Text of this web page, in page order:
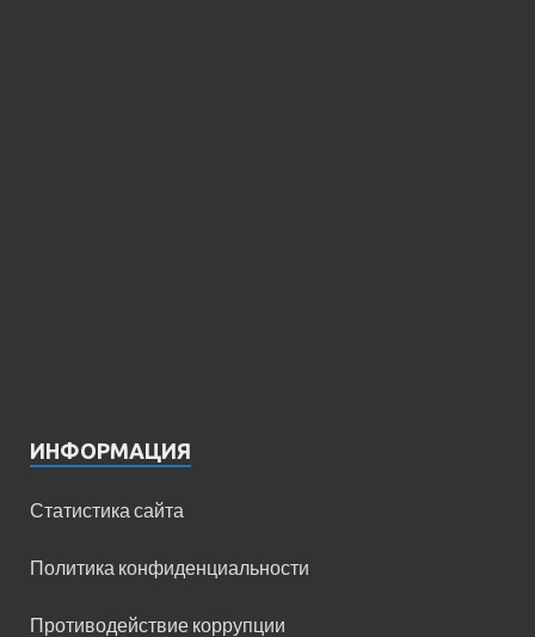
ИНФОРМАЦИЯ
Статистика сайта
Политика конфиденциальности
Противодействие коррупции